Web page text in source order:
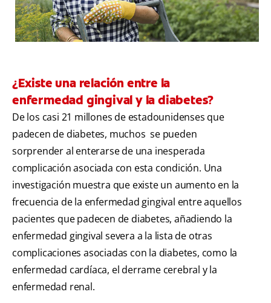
¿Existe una relación entre la
enfermedad gingival y la diabetes?
De los casi 21 millones de estadounidenses que
padecen de diabetes, muchos se pueden
sorprender al enterarse de una inesperada
complicación asociada con esta condición. Una
investigación muestra que existe un aumento en la
frecuencia de la enfermedad gingival entre aquellos
pacientes que padecen de diabetes, añadiendo la
enfermedad gingival severa a la lista de otras
complicaciones asociadas con la diabetes, como la
enfermedad cardíaca, el derrame cerebral y la
enfermedad renal.